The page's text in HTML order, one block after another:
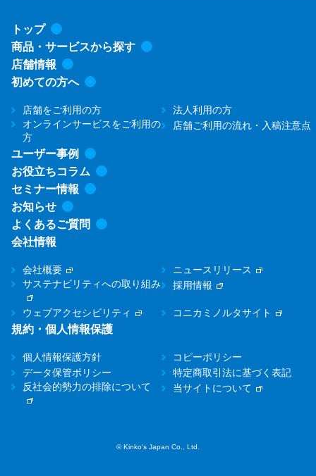
トップ
商品・サービスから探す
店舗情報
初めての方へ
店舗をご利用の方
法人利用の方
オンラインサービスをご利用の
方
店舗ご利用の流れ・入稿注意点
ユーザー事例
お役立ちコラム
セミナー情報
お知らせ
よくあるご質問
会社情報
会社概要
ニュースリリース
サステナビリティへの取り組み
採用情報
ウェブアクセシビリティ コニカミノルタサイト
規約・個人情報保護
個人情報保護方針
コピーポリシー
データ保管ポリシー
特定商取引法に基づく表記
反社会的勢力の排除について
当サイトについて
© Kinko's Japan Co., Ltd.